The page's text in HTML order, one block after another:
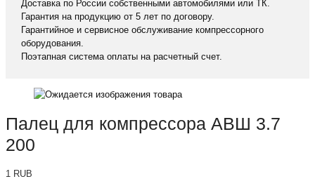
Доставка по России собственными автомобилями или ТК.
Гарантия на продукцию от 5 лет по договору.
Гарантийное и сервисное обслуживание компрессорного
оборудования.
Поэтапная система оплаты на расчетный счет.
Палец для компрессора АВШ 3.7
200
1 RUB